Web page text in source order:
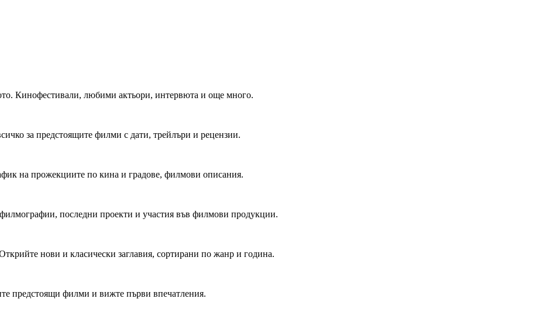
Кинофестивали, любими актьори, интервюта и още много.
за предстоящите филми с дати, трейлъри и рецензии.
на прожекциите по кина и градове, филмови описания.
последни проекти и участия във филмови продукции.
нови и класически заглавия, сортирани по жанр и година.
предстоящи филми и вижте първи впечатления.